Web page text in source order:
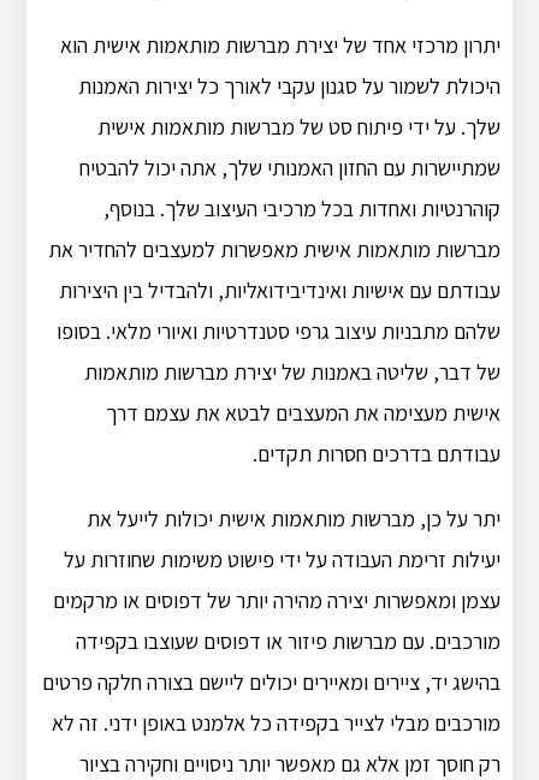
יתרון מרכזי אחד של יצירת מברשות מותאמות אישית הוא
היכולת לשמור על סגנון עקבי לאורך כל יצירות האמנות
שלך. על ידי פיתוח סט של מברשות מותאמות אישית
שמתיישרות עם החזון האמנותי שלך, אתה יכול להבטיח
קוהרנטיות ואחדות בכל מרכיבי העיצוב שלך. בנוסף,
מברשות מותאמות אישית מאפשרות למעצבים להחדיר את
עבודתם עם אישיות ואינדיבידואליות, ולהבדיל בין היצירות
שלהם מתבניות עיצוב גרפי סטנדרטיות ואיורי מלאי. בסופו
של דבר, שליטה באמנות של יצירת מברשות מותאמות
אישית מעצימה את המעצבים לבטא את עצמם דרך
עבודתם בדרכים חסרות תקדים.
יתר על כן, מברשות מותאמות אישית יכולות לייעל את
יעילות זרימת העבודה על ידי פישוט משימות שחוזרות על
עצמן ומאפשרות יצירה מהירה יותר של דפוסים או מרקמים
מורכבים. עם מברשות פיזור או דפוסים שעוצבו בקפידה
בהישג יד, ציירים ומאיירים יכולים ליישם בצורה חלקה פרטים
מורכבים מבלי לצייר בקפידה כל אלמנט באופן ידני. זה לא
רק חוסך זמן אלא גם מאפשר יותר ניסויים וחקירה בציור